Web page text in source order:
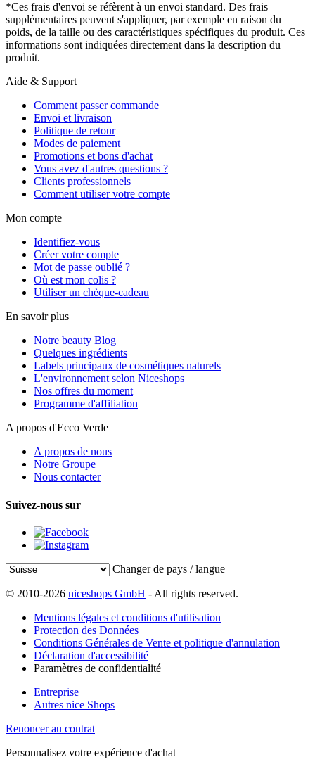
*Ces frais d'envoi se réfèrent à un envoi standard. Des frais
supplémentaires peuvent s'appliquer, par exemple en raison du
poids, de la taille ou des caractéristiques spécifiques du produit. Ces
informations sont indiquées directement dans la description du
produit.
Aide & Support
Comment passer commande
Envoi et livraison
Politique de retour
Modes de paiement
Promotions et bons d'achat
Vous avez d'autres questions ?
Clients professionnels
Comment utiliser votre compte
Mon compte
Identifiez-vous
Créer votre compte
Mot de passe oublié ?
Où est mon colis ?
Utiliser un chèque-cadeau
En savoir plus
Notre beauty Blog
Quelques ingrédients
Labels principaux de cosmétiques naturels
L'environnement selon Niceshops
Nos offres du moment
Programme d'affiliation
A propos d'Ecco Verde
A propos de nous
Notre Groupe
Nous contacter
Suivez-nous sur
Changer de pays / langue
© 2010-2026 niceshops GmbH - All rights reserved.
Mentions légales et conditions d'utilisation
Protection des Données
Conditions Générales de Vente et politique d'annulation
Déclaration d'accessibilité
Paramètres de confidentialité
Entreprise
Autres nice Shops
Renoncer au contrat
Personnalisez votre expérience d'achat